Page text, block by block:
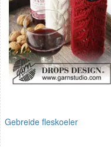
Gebreide fleskoeler